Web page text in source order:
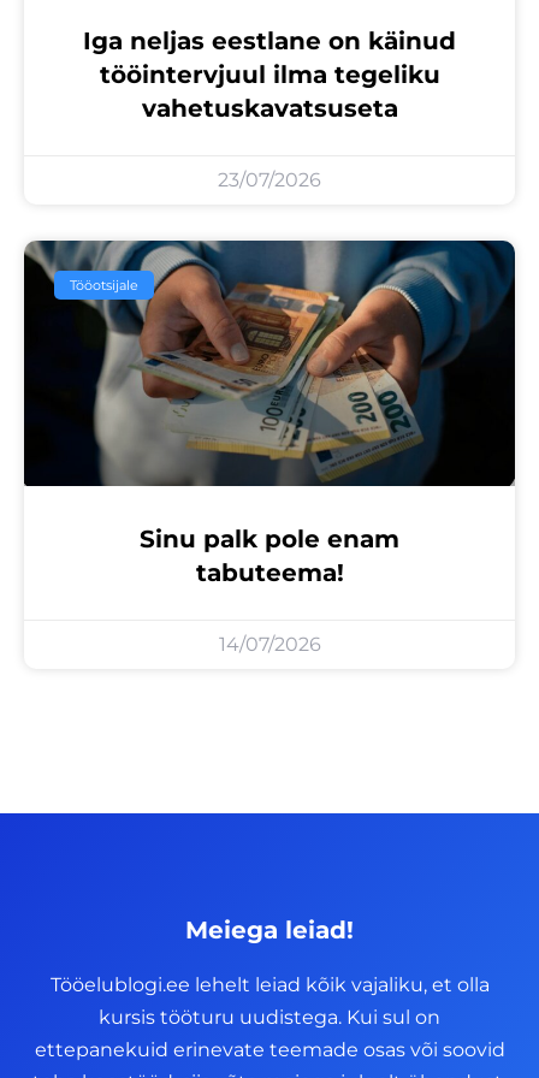
Iga neljas eestlane on käinud
tööintervjuul ilma tegeliku
vahetuskavatsuseta
23/07/2026
Tööotsijale
Sinu palk pole enam
tabuteema!
14/07/2026
Meiega leiad!
Tööelublogi.ee lehelt leiad kõik vajaliku, et olla
kursis tööturu uudistega. Kui sul on
ettepanekuid erinevate teemade osas või soovid